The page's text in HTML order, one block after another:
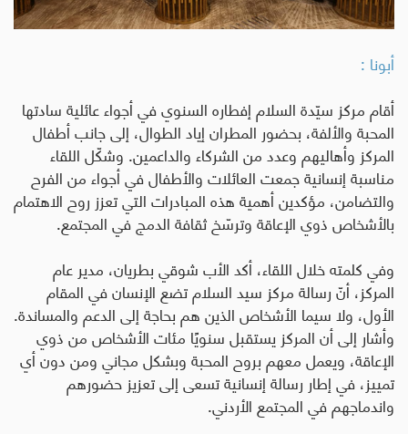
أبونا :
أقام مركز سيّدة السلام إفطاره السنوي في أجواء عائلية سادتها
المحبة والألفة، بحضور المطران إياد الطوال، إلى جانب أطفال
المركز وأهاليهم وعدد من الشركاء والداعمين. وشكّل اللقاء
مناسبة إنسانية جمعت العائلات والأطفال في أجواء من الفرح
والتضامن، مؤكدين أهمية هذه المبادرات التي تعزز روح الاهتمام
بالأشخاص ذوي الإعاقة وترسّخ ثقافة الدمج في المجتمع.
وفي كلمته خلال اللقاء، أكد الأب شوقي بطريان، مدير عام
المركز، أنّ رسالة مركز سيد السلام تضع الإنسان في المقام
الأول، ولا سيما الأشخاص الذين هم بحاجة إلى الدعم والمساندة.
وأشار إلى أن المركز يستقبل سنويًا مئات الأشخاص من ذوي
الإعاقة، ويعمل معهم بروح المحبة وبشكل مجاني ومن دون أي
تمييز، في إطار رسالة إنسانية تسعى إلى تعزيز حضورهم
واندماجهم في المجتمع الأردني.